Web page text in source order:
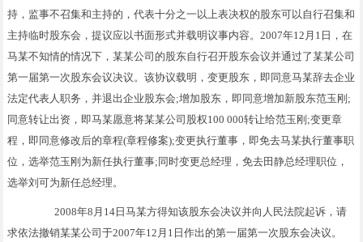
持，监事不召集和主持的，代表十分之一以上表决权的股东可以自行召集和
主持临时股东会，提议应以书面形式并载明议事内容。2007年12月1日，在
马某不知情的情况下，某某公司的股东自行召开股东会议并通过了某某公司
第一届第一次股东会议决议。该协议载明，变更股东，即同意马某辞去企业
法定代表人职务，并退出企业股东会;增加股东，即同意增加新股东范玉刚;
同意转让出资，即马某愿意将某某公司股权100 000转让给范玉刚;变更章
程，即同意修改后的章程(章程修案);变更执行董事，即免去马某执行董事职
位，选举范玉刚为新任执行董事;同时变更总经理，免去田静总经理职位，
选举刘可为新任总经理。
2008年8月14日马某方得知该股东会决议并向人民法院起诉，请
求依法撤销某某公司于2007年12月1日作出的第一届第一次股东会决议。